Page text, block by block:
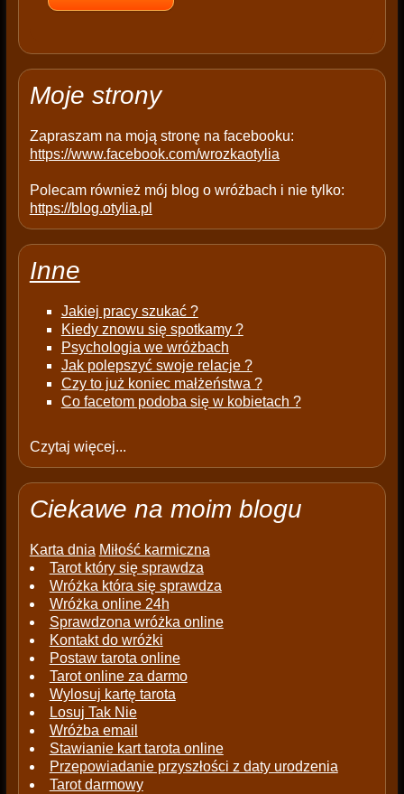
e
p
y
Moje strony
Zapraszam na moją stronę na facebooku:
https://www.facebook.com/wrozkaotylia
Polecam również mój blog o wróżbach i nie tylko:
https://blog.otylia.pl
Inne
Jakiej pracy szukać ?
Kiedy znowu się spotkamy ?
Psychologia we wróżbach
Jak polepszyć swoje relacje ?
Czy to już koniec małżeństwa ?
Co facetom podoba się w kobietach ?
Czytaj więcej...
Ciekawe na moim blogu
Karta dnia Miłość karmiczna
Tarot który się sprawdza
Wróżka która się sprawdza
Wróżka online 24h
Sprawdzona wróżka online
Kontakt do wróżki
Postaw tarota online
Tarot online za darmo
Wylosuj kartę tarota
Losuj Tak Nie
Wróżba email
Stawianie kart tarota online
Przepowiadanie przyszłości z daty urodzenia
Tarot darmowy